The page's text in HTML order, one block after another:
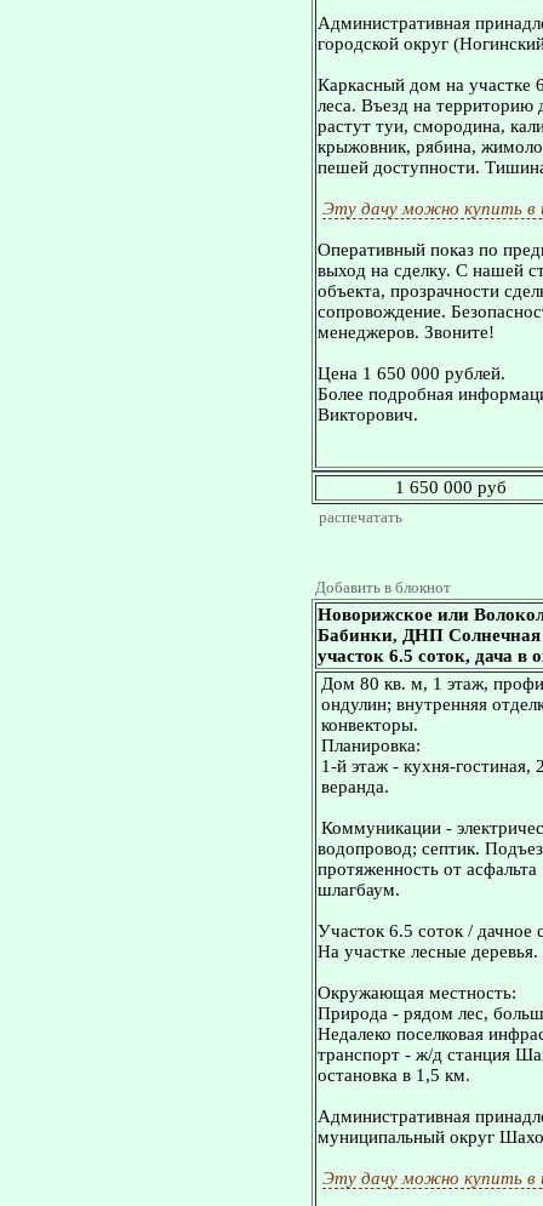
Административная
городской округ
Каркасный дом на участке
леса. Въезд на территорию
растут туи, смородина,
крыжовник, рябина,
пешей доступности.
Эту дачу можно купить в
Оперативный показ по
выход на сделку. С нашей
объекта, прозрачности
сопровождение.
менеджеров. Звоните!
Цена 1 650 000 рублей.
Более подробная
Викторович.
1 650 000 руб
распечатать
Добавить в блокнот
Новорижское или
Бабинки, ДНП Солнечная
участок 6.5 соток, дача в
Дом 80 кв. м, 1 этаж,
ондулин; внутренняя
конвекторы.
Планировка:
1-й этаж - кухня-гостиная,
веранда.
Коммуникации -
водопровод; септик.
протяженность от
шлагбаум.
Участок 6.5 соток / дачное
На участке лесные деревья.
Окружающая местность:
Природа - рядом лес,
Недалеко поселковая
транспорт - ж/д станция
остановка в 1,5 км.
Административная
муниципальный округ
Эту дачу можно купить в